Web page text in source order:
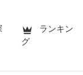
ランキン
グ